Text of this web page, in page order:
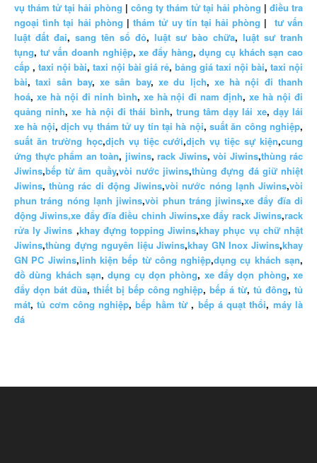
vụ thám tử tại hải phòng | công ty thám tử tại hải phòng | điều tra
ngoại tình tại hải phòng |thám tử uy tín tại hải phòng | tư vấn
luật đất đai, sang tên sổ đỏ, luật sư bào chữa, luật sư tranh
tụng, tư vấn doanh nghiệp,xe đẩy hàng,dụng cụ khách sạn cao
cấp , taxi nội bài, taxi nội bài giá rẻ, bảng giá taxi nội bài, taxi nội
bài,taxi sân bay,xe sân bay,xe du lịch, xe hà nội đi thanh
hoá, xe hà nội đi ninh bình, xe hà nội đi nam định,xe hà nội đi
quảng ninh,xe hà nội đi thái bình, trung tâm dạy lái xe, dạy lái
xe hà nội,dịch vụ thám tử uy tín tại hà nội,suất ăn công nghiệp,
suất ăn trường học,dịch vụ tiệc cưới,dịch vụ tiệc sự kiện,cung
ứng thực phẩm an toàn, jiwins, rack Jiwins, vòi Jiwins,thùng rác
Jiwins,bếp từ âm quầy,vòi nước jiwins,thùng đựng đá giữ nhiệt
Jiwins,thùng rác di động Jiwins,vòi nước nóng lạnh Jiwins,vòi
phun tráng nóng lạnh jiwins,vòi phun tráng jiwins,xe đẩy đĩa di
động Jiwins,xe đẩy đĩa điều chỉnh Jiwins,xe đẩy rack Jiwins,rack
rửa ly Jiwins ,khay đựng topping Jiwins,khay phục vụ chữ nhật
Jiwins,thùng đựng nguyên liệu Jiwins,khay GN Inox Jiwins,khay
GN PC Jiwins,linh kiện bếp từ công nghiệp,dụng cụ khách sạn,
đồ dùng khách sạn,dụng cụ dọn phòng, xe đẩy dọn phòng,xe
đẩy dọn bát đũa, thiết bị bếp công nghiệp,bếp á từ,tủ đông,tủ
mát,tủ cơm công nghiệp,bếp hầm từ , bếp á quạt thổi, máy là
đá